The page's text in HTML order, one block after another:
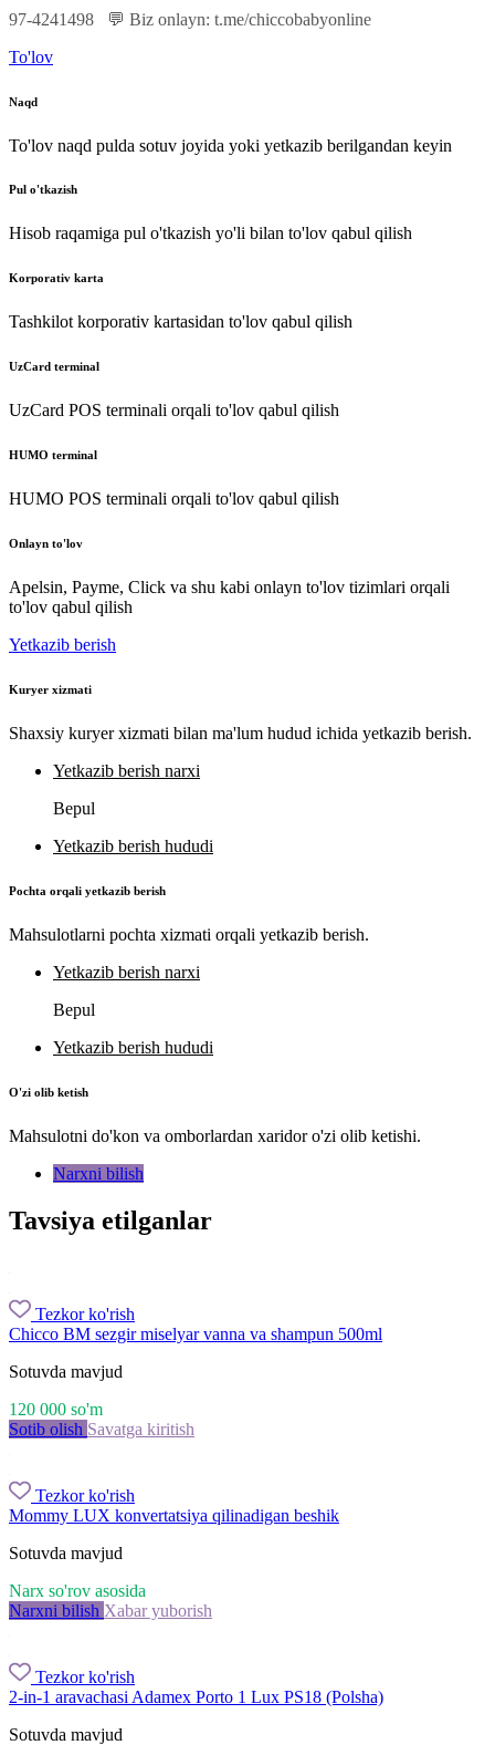
97-4241498
💬 Biz onlayn: t.me/chiccobabyonline
To'lov
Naqd
To'lov naqd pulda sotuv joyida yoki yetkazib berilgandan keyin
Pul o'tkazish
Hisob raqamiga pul o'tkazish yo'li bilan to'lov qabul qilish
Korporativ karta
Tashkilot korporativ kartasidan to'lov qabul qilish
UzCard terminal
UzCard POS terminali orqali to'lov qabul qilish
HUMO terminal
HUMO POS terminali orqali to'lov qabul qilish
Onlayn to'lov
Apelsin, Payme, Click va shu kabi onlayn to'lov tizimlari orqali
to'lov qabul qilish
Yetkazib berish
Kuryer xizmati
Shaxsiy kuryer xizmati bilan ma'lum hudud ichida yetkazib berish.
Yetkazib berish narxi
Bepul
Yetkazib berish hududi
Pochta orqali yetkazib berish
Mahsulotlarni pochta xizmati orqali yetkazib berish.
Yetkazib berish narxi
Bepul
Yetkazib berish hududi
O'zi olib ketish
Mahsulotni do'kon va omborlardan xaridor o'zi olib ketishi.
Narxni bilish
Tavsiya etilganlar
Tezkor ko'rish
Chicco BM sezgir miselyar vanna va shampun 500ml
Sotuvda mavjud
120 000 so'm
Sotib olish Savatga kiritish
Tezkor ko'rish
Mommy LUX konvertatsiya qilinadigan beshik
Sotuvda mavjud
Narx so'rov asosida
Narxni bilish Xabar yuborish
Tezkor ko'rish
2-in-1 aravachasi Adamex Porto 1 Lux PS18 (Polsha)
Sotuvda mavjud